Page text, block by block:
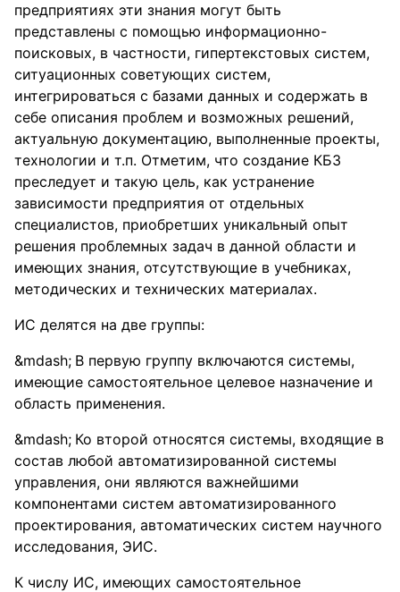
предприятиях эти знания могут быть
представлены с помощью информационно-
поисковых, в частности, гипертекстовых систем,
ситуационных советующих систем,
интегрироваться с базами данных и содержать в
себе описания проблем и возможных решений,
актуальную документацию, выполненные проекты,
технологии и т.п. Отметим, что создание КБЗ
преследует и такую цель, как устранение
зависимости предприятия от отдельных
специалистов, приобретших уникальный опыт
решения проблемных задач в данной области и
имеющих знания, отсутствующие в учебниках,
методических и технических материалах.
ИС делятся на две группы:
В первую группу включаются системы,
имеющие самостоятельное целевое назначение и
область применения.
Ко второй относятся системы, входящие в
состав любой автоматизированной системы
управления, они являются важнейшими
компонентами систем автоматизированного
проектирования, автоматических систем научного
исследования, ЭИС.
К числу ИС, имеющих самостоятельное